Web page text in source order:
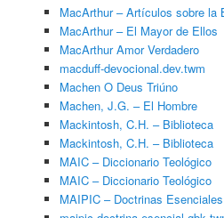
MacArthur – Artículos sobre la
MacArthur – El Mayor de Ellos
MacArthur Amor Verdadero
macduff-devocional.dev.twm
Machen O Deus Triúno
Machen, J.G. – El Hombre
Mackintosh, C.H. – Biblioteca
Mackintosh, C.H. – Biblioteca
MAIC – Diccionario Teológico
MAIC – Diccionario Teológico
MAIPIC – Doctrinas Esenciales